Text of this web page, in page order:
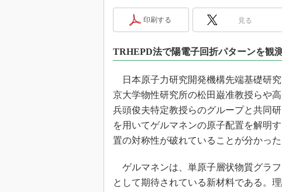
この10年で起
製品分解で探
光伝送技術を知
“異端児エンジ
改革、執念の
イノベーショ
JASA発IoT通信
「英語に愛さ
ための新行動論
印刷する 見る
TRHEPD法で陽電子回折パターンを観測
日本原子力研究開発機構先端基礎研
京大学物性研究所の松田巌准教授らや
兵頭俊夫特定教授らのグループと共同
を用いてゲルマネンの原子配置を解明
置の対称性が破れていることが分かった
ゲルマネンは、単原子層状物質グラ
として期待されている新材料である。